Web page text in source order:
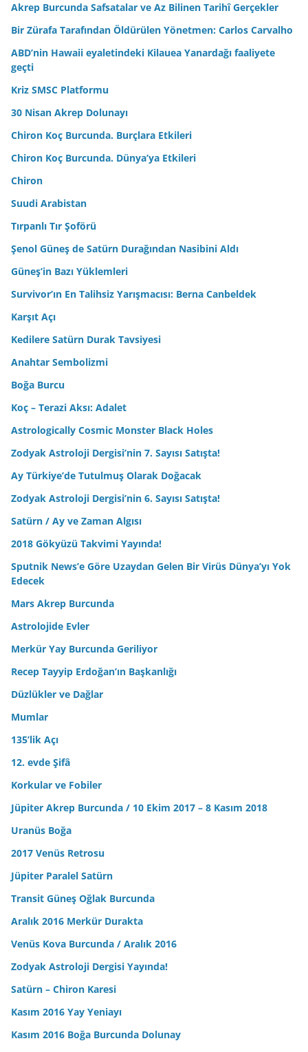
Akrep Burcunda Safsatalar ve Az Bilinen Tarihî Gerçekler
Bir Zürafa Tarafından Öldürülen Yönetmen: Carlos Carvalho
ABD’nin Hawaii eyaletindeki Kilauea Yanardağı faaliyete
geçti
Kriz SMSC Platformu
30 Nisan Akrep Dolunayı
Chiron Koç Burcunda. Burçlara Etkileri
Chiron Koç Burcunda. Dünya’ya Etkileri
Chiron
Suudi Arabistan
Tırpanlı Tır Şoförü
Şenol Güneş de Satürn Durağından Nasibini Aldı
Güneş’in Bazı Yüklemleri
Survivor’ın En Talihsiz Yarışmacısı: Berna Canbeldek
Karşıt Açı
Kedilere Satürn Durak Tavsiyesi
Anahtar Sembolizmi
Boğa Burcu
Koç – Terazi Aksı: Adalet
Astrologically Cosmic Monster Black Holes
Zodyak Astroloji Dergisi’nin 7. Sayısı Satışta!
Ay Türkiye’de Tutulmuş Olarak Doğacak
Zodyak Astroloji Dergisi’nin 6. Sayısı Satışta!
Satürn / Ay ve Zaman Algısı
2018 Gökyüzü Takvimi Yayında!
Sputnik News’e Göre Uzaydan Gelen Bir Virüs Dünya’yı Yok
Edecek
Mars Akrep Burcunda
Astrolojide Evler
Merkür Yay Burcunda Geriliyor
Recep Tayyip Erdoğan’ın Başkanlığı
Düzlükler ve Dağlar
Mumlar
135’lik Açı
12. evde Şifâ
Korkular ve Fobiler
Jüpiter Akrep Burcunda / 10 Ekim 2017 – 8 Kasım 2018
Uranüs Boğa
2017 Venüs Retrosu
Jüpiter Paralel Satürn
Transit Güneş Oğlak Burcunda
Aralık 2016 Merkür Durakta
Venüs Kova Burcunda / Aralık 2016
Zodyak Astroloji Dergisi Yayında!
Satürn – Chiron Karesi
Kasım 2016 Yay Yeniayı
Kasım 2016 Boğa Burcunda Dolunay